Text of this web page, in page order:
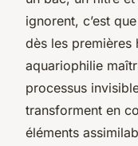
ignorent, c’est que
dès les premières
aquariophilie
processus
transforment en
éléments